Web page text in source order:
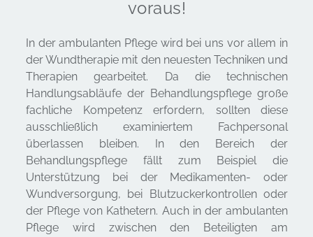
voraus!
In der ambulanten Pflege wird bei uns vor allem in
der Wundtherapie mit den neuesten Techniken und
Therapien gearbeitet. Da die technischen
Handlungsabläufe der Behandlungspflege große
fachliche Kompetenz erfordern, sollten diese
ausschließlich examiniertem Fachpersonal
überlassen bleiben. In den Bereich der
Behandlungspflege fällt zum Beispiel die
Unterstützung bei der Medikamenten- oder
Wundversorgung, bei Blutzuckerkontrollen oder
der Pflege von Kathetern. Auch in der ambulanten
Pflege wird zwischen den Beteiligten am